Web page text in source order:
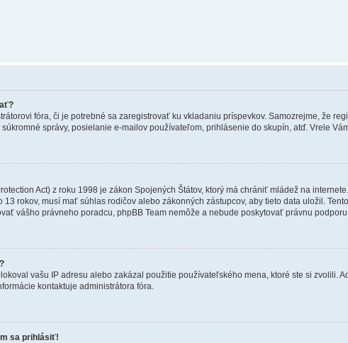
fóra, či je potrebné sa zaregistrovať ku vkladaniu príspevkov. Samozrejme, že
správy, posielanie e-mailov používateľom, prihlásenie do skupín, atď. Vrele
Act) z roku 1998 je zákon Spojených Štátov, ktorý má chrániť mládež na
rokov, musí mať súhlas rodičov alebo zákonných zástupcov, aby tieto data uložil.
vášho právneho poradcu, phpBB Team nemôže a nebude poskytovať právnu
vašu IP adresu alebo zakázal použitie používateľského mena, ktoré ste si zvolili.
kontaktuje administrátora fóra.
sa prihlásiť!